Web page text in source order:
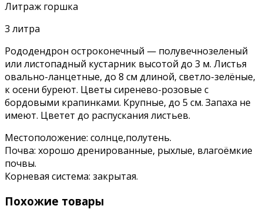
Литраж горшка
3 литра
Рододендрон остроконечный — полувечнозеленый
или листопадный кустарник высотой до 3 м. Листья
овально-ланцетные, до 8 см длиной, светло-зелёные,
к осени буреют. Цветы сиренево-розовые с
бордовыми крапинками. Крупные, до 5 см. Запаха не
имеют. Цветет до распускания листьев.
Местоположение: солнце,полутень.
Почва: хорошо дренированные, рыхлые, влагоёмкие
почвы.
Корневая система: закрытая.
Похожие товары